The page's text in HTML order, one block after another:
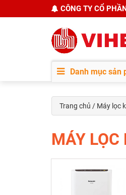
CÔNG TY CỔ
Danh mục sản
Trang chủ / Máy lọc
MÁY LỌC